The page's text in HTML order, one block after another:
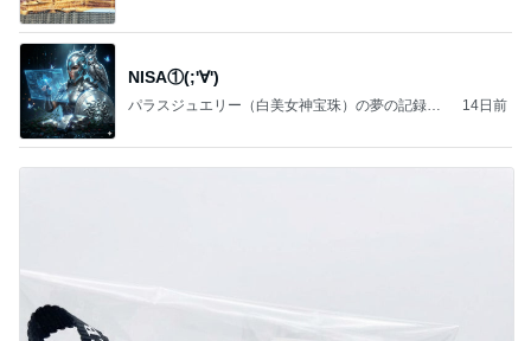
NISA①(;'∀')
パラスジュエリー（白美女神宝珠）の夢の記録
14日前